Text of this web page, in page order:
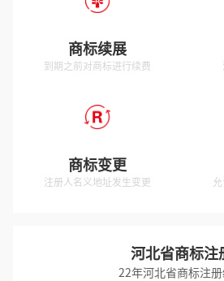
商标续展
到期之前对商标进行续费
商标变更
注册人名义地址发生变更
河北省商标注
22年河北省商标注